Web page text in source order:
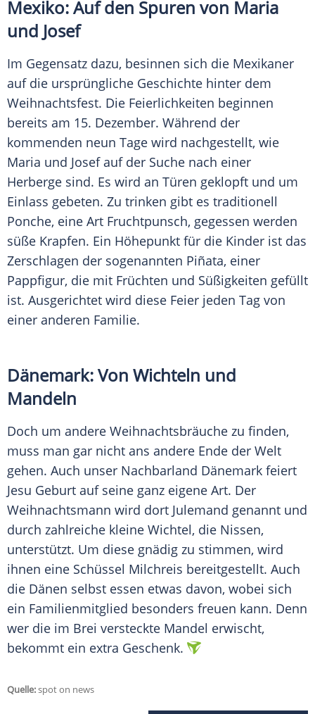
Mexiko: Auf den Spuren von Maria
und Josef
Im Gegensatz dazu, besinnen sich die Mexikaner
auf die ursprüngliche Geschichte hinter dem
Weihnachtsfest. Die Feierlichkeiten beginnen
bereits am 15. Dezember. Während der
kommenden neun Tage wird nachgestellt, wie
Maria und Josefauf der Suche nach einer
Herberge sind. Es wird an Türen geklopft und um
Einlass gebeten. Zu trinken gibt es traditionell
Ponche, eine Art Fruchtpunsch, gegessen werden
süße Krapfen. Ein Höhepunkt für die Kinder ist das
Zerschlagen der sogenannten Piñata, einer
Pappfigur, die mit Früchten und Süßigkeiten gefüllt
ist. Ausgerichtet wird diese Feier jeden Tag von
einer anderen Familie.
Dänemark: Von Wichteln und
Mandeln
Doch um andere Weihnachtsbräuche zu finden,
muss man gar nicht ans andere Ende der Welt
gehen. Auch unser Nachbarland Dänemark feiert
Jesu Geburt auf seine ganz eigene Art. Der
Weihnachtsmann wird dort Julemand genannt und
durch zahlreiche kleine Wichtel, die Nissen,
unterstützt. Um diese gnädig zu stimmen, wird
ihnen eine Schüssel Milchreis bereitgestellt. Auch
die Dänen selbst essen etwas davon, wobei sich
ein Familienmitglied besonders freuen kann. Denn
wer die im Brei versteckte Mandel erwischt,
bekommt ein extra Geschenk.
Quelle:spot on news